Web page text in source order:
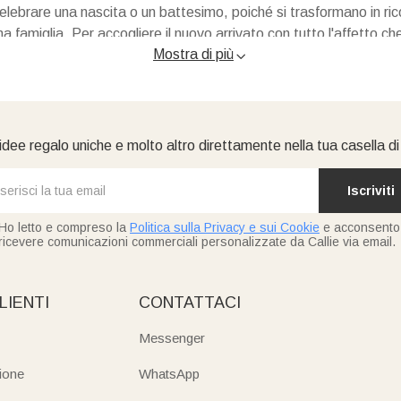
una nascita o un battesimo, poiché si trasformano in
famiglia. Per accogliere il nuovo arrivato con tutto l'affetto
battesimo, leggi le nostre risposte alle
vengono spesso messi da parte (o donati) dopo
bambino stesso – come testimonianza preziosa dei loro primi
dolcezza e design. Tra i regali personalizzati per
nascita e metri per misurare la crescita, per rendere
Mostra di più
regalo uniche e molto altro direttamente nella tua casella
Iscriviti
letto e compreso la Politica sulla Privacy e sui Cookie e
comunicazioni commerciali personalizzate da Callie via email.
CONTATTACI
Messenger
WhatsApp